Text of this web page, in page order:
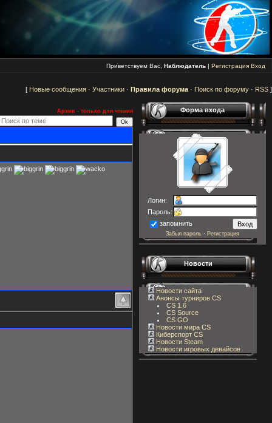
Приветствуем Вас, Наблюдатель | Регистрация Вход
[ Новые сообщения · Участники · Правила форума · Поиск по форуму · RSS ]
Архив - только для чтения
Форма входа
Логин:
Пароль:
запомнить
Забыл пароль · Регистрация
Новости
Новости сайта
Анонсы турниров CS
CS 1.6
CS Source
CS GO
Новости мира CS
Киберспорт CS
Новости Steam
Новости игровых девайсов